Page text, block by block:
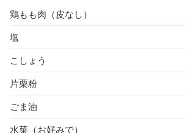
鶏もも肉（皮なし）
塩
こしょう
片栗粉
ごま油
水菜（お好みで）